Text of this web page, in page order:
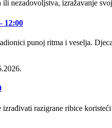
nezadovoljstva, izražavanje
12:00
punoj ritma i veselja.
razigrane ribice